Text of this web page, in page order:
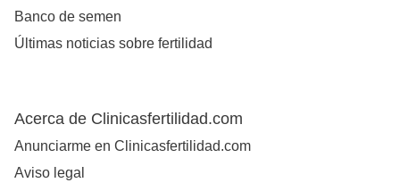
Banco de semen
Últimas noticias sobre fertilidad
Acerca de Clinicasfertilidad.com
Anunciarme en Clinicasfertilidad.com
Aviso legal